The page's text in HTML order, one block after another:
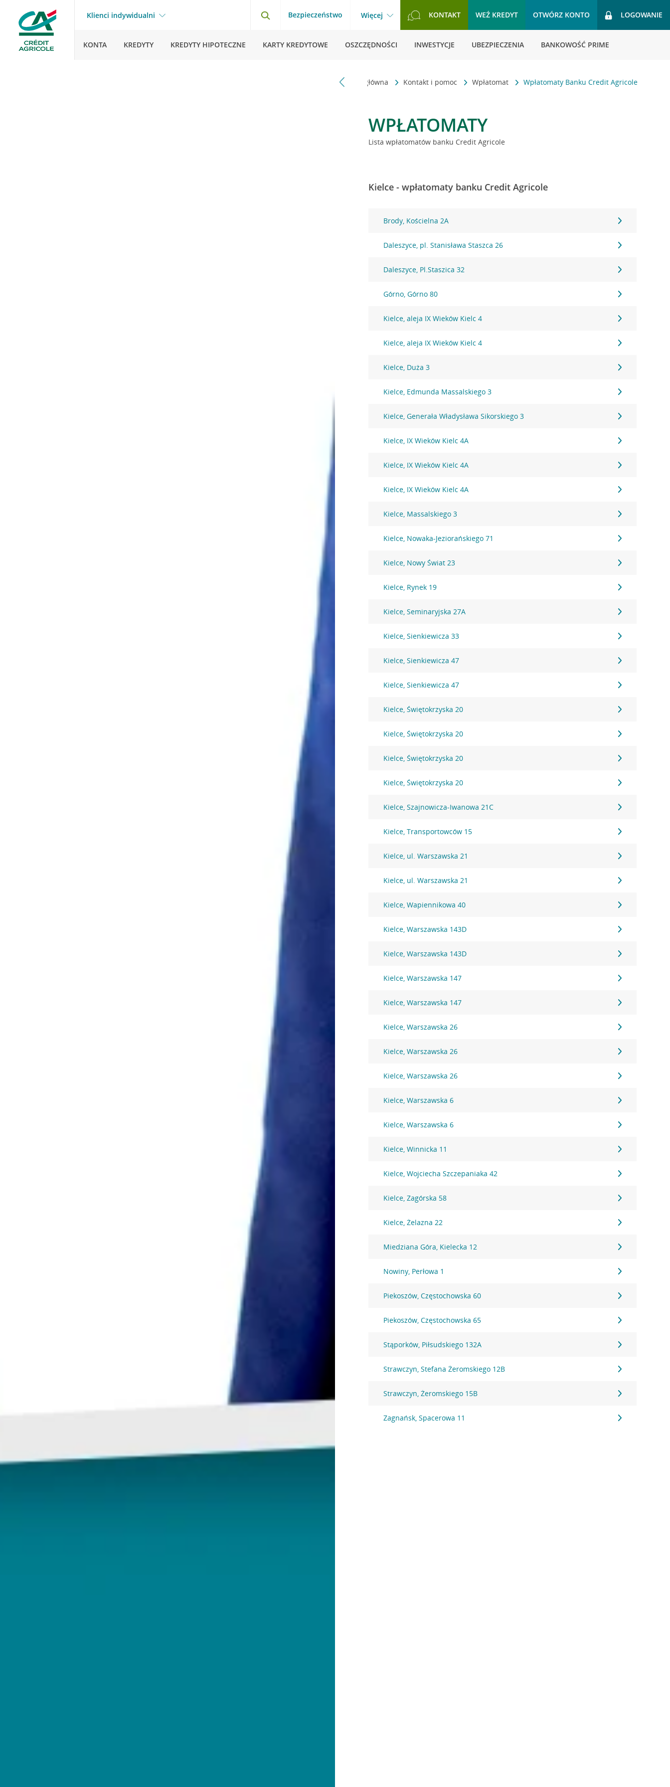
Klienci indywidualni Bezpieczeństwo Więcej KONTAKT WEŹ KREDYT OTWÓRZ KONTO LOGOWANIE
KONTA KREDYTY KREDYTY HIPOTECZNE KARTY KREDYTOWE OSZCZĘDNOŚCI INWESTYCJE UBEZPIECZENIA BANKOWOŚĆ PRIME
Strona główna Kontakt i pomoc Wpłatomat Wpłatomaty Banku Credit Agricole
WPŁATOMATY
Lista wpłatomatów banku Credit Agricole
Kielce - wpłatomaty banku Credit Agricole
Brody, Kościelna 2A
Daleszyce, pl. Stanisława Staszca 26
Daleszyce, Pl.Staszica 32
Górno, Górno 80
Kielce, aleja IX Wieków Kielc 4
Kielce, aleja IX Wieków Kielc 4
Kielce, Duża 3
Kielce, Edmunda Massalskiego 3
Kielce, Generała Władysława Sikorskiego 3
Kielce, IX Wieków Kielc 4A
Kielce, IX Wieków Kielc 4A
Kielce, IX Wieków Kielc 4A
Kielce, Massalskiego 3
Kielce, Nowaka-Jeziorańskiego 71
Kielce, Nowy Świat 23
Kielce, Rynek 19
Kielce, Seminaryjska 27A
Kielce, Sienkiewicza 33
Kielce, Sienkiewicza 47
Kielce, Sienkiewicza 47
Kielce, Świętokrzyska 20
Kielce, Świętokrzyska 20
Kielce, Świętokrzyska 20
Kielce, Świętokrzyska 20
Kielce, Szajnowicza-Iwanowa 21C
Kielce, Transportowców 15
Kielce, ul. Warszawska 21
Kielce, ul. Warszawska 21
Kielce, Wapiennikowa 40
Kielce, Warszawska 143D
Kielce, Warszawska 143D
Kielce, Warszawska 147
Kielce, Warszawska 147
Kielce, Warszawska 26
Kielce, Warszawska 26
Kielce, Warszawska 26
Kielce, Warszawska 6
Kielce, Warszawska 6
Kielce, Winnicka 11
Kielce, Wojciecha Szczepaniaka 42
Kielce, Zagórska 58
Kielce, Żelazna 22
Miedziana Góra, Kielecka 12
Nowiny, Perłowa 1
Piekoszów, Częstochowska 60
Piekoszów, Częstochowska 65
Stąporków, Piłsudskiego 132A
Strawczyn, Stefana Żeromskiego 12B
Strawczyn, Żeromskiego 15B
Zagnańsk, Spacerowa 11